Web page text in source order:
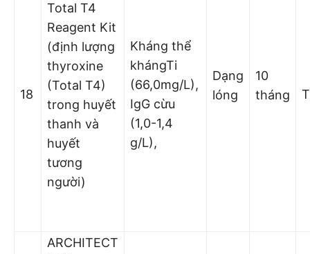
18
Total T4
Reagent Kit
(định lượng
thyroxine
(Total T4)
trong huyết
thanh và
huyết
tương
người)
Kháng thể
khángTi
(66,0mg/L),
IgG cừu
(1,0-1,4
g/L),
Dạng
lóng
10
tháng
ARCHITECT